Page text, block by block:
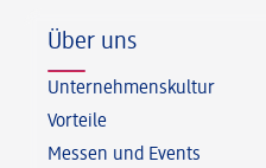
Über uns
Unternehmenskultur
Vorteile
Messen und Events